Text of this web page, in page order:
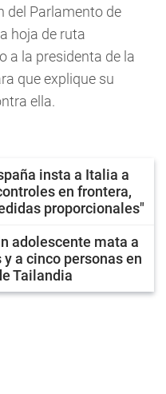
del Parlamento de
hoja de ruta
a la presidenta de la
que explique su
ella.
insta a Italia a
en frontera,
proporcionales"
adolescente mata a
a cinco personas en
Tailandia